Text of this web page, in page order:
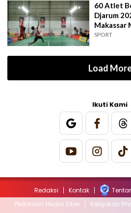
60 Atlet
Djarum
Makassar
SPORT
Load
Ikuti Kami
Redaksi Kontak
Pedoman Media Siber
Kebijakan